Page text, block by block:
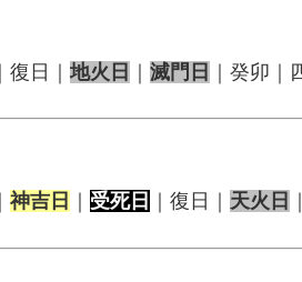
｜復日｜地火日 滅門日 ｜癸卯｜
神吉日 受死日 ｜復日｜ 天火日